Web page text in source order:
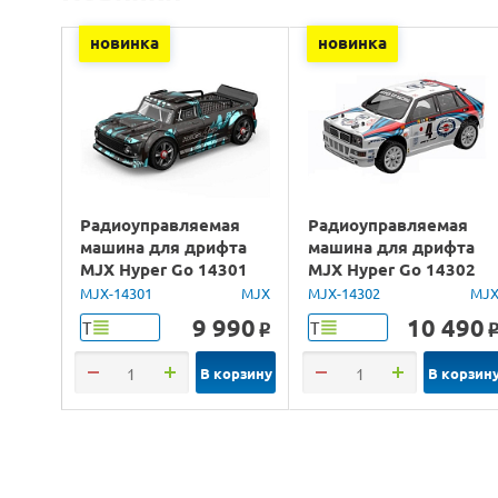
новинка
Радиоуправляемая
машина для дрифта
MJX Hyper Go 14301
Brushless 4WD 2.4G
LED 1/14 RTR
MJX-14301 MJX
Т 9 990 o
В корзину
новинка
Радиоуправляемая
машина для дрифта
MJX Hyper Go 14302
Lancia Delta Brushless
4WD 2.4G LED 1/14
RTR
MJX-14302 MJX
Т 10 490 o
В